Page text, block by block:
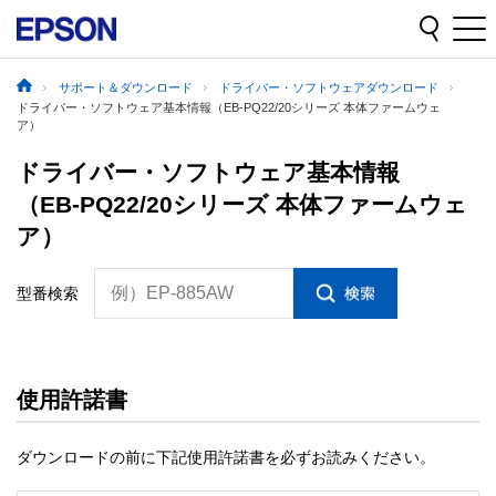
サポート＆ダウンロード
ドライバー・ソフトウェアダウンロード
ドライバー・ソフトウェア基本情報（EB-PQ22/20シリーズ 本体ファームウェ
ア）
ドライバー・ソフトウェア基本情報
（EB-PQ22/20シリーズ 本体ファームウェ
ア）
型番検索 例）EP-885AW
使用許諾書
ダウンロードの前に下記使用許諾書を必ずお読みください。